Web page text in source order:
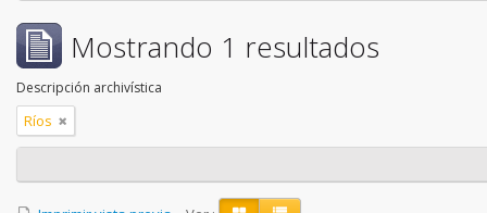
Mostrando 1 resultados
Descripción archivística
Ríos